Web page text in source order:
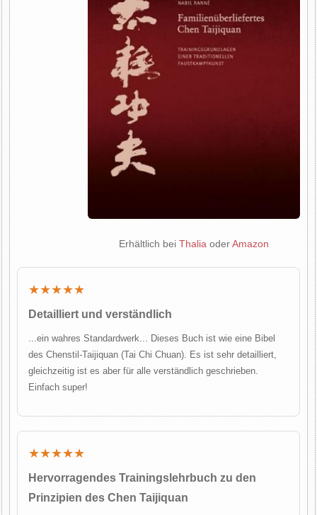
Erhältlich bei Thalia oderAmazon
★★★★★
Detailliert und verständlich
...ein wahres Standardwerk... Dieses Buch ist wie eine Bibel
des Chenstil-Taijiquan (Tai Chi Chuan). Es ist sehr detailliert,
gleichzeitig ist es aber für alle verständlich geschrieben.
Einfach super!
★★★★★
Hervorragendes Trainingslehrbuch zu den
Prinzipien des Chen Taijiquan